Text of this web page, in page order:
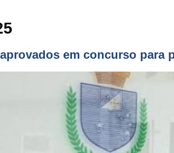
em concurso para